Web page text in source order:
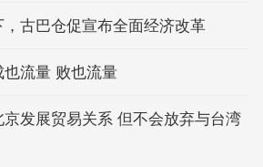
古巴仓促宣布全面经济改革
流量 败也流量
发展贸易关系 但不会放弃与台湾